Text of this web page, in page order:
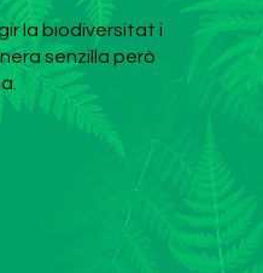
la biodiversitat i
senzilla però